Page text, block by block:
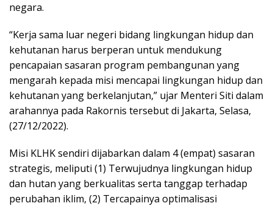
negara.
“Kerja sama luar negeri bidang lingkungan hidup dan
kehutanan harus berperan untuk mendukung
pencapaian sasaran program pembangunan yang
mengarah kepada misi mencapai lingkungan hidup dan
kehutanan yang berkelanjutan,” ujar Menteri Siti dalam
arahannya pada Rakornis tersebut di Jakarta, Selasa,
(27/12/2022).
Misi KLHK sendiri dijabarkan dalam 4 (empat) sasaran
strategis, meliputi (1) Terwujudnya lingkungan hidup
dan hutan yang berkualitas serta tanggap terhadap
perubahan iklim, (2) Tercapainya optimalisasi